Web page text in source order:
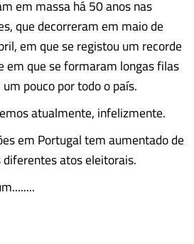
em massa há 50 anos nas
que decorreram em maio de
em que se registou um recorde
em que se formaram longas filas
pouco por todo o país.
atualmente, infelizmente.
em Portugal tem aumentado de
atos eleitorais.